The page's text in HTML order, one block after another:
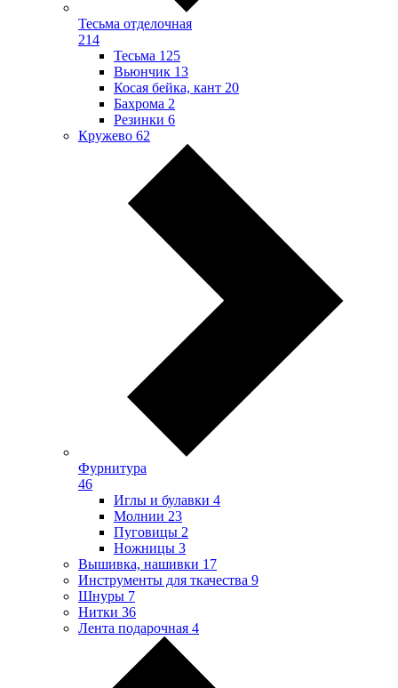
Тесьма отделочная
214
Тесьма 125
Вьюнчик 13
Косая бейка, кант 20
Бахрома 2
Резинки 6
Кружево 62
Фурнитура
46
Иглы и булавки 4
Молнии 23
Пуговицы 2
Ножницы 3
Вышивка, нашивки 17
Инструменты для ткачества 9
Шнуры 7
Нитки 36
Лента подарочная 4